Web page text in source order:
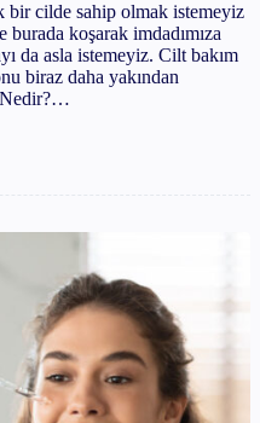
bir cilde sahip olmak istemeyiz
koşarak imdadımıza
da asla istemeyiz. Cilt bakım
biraz daha yakından
Nedir?…